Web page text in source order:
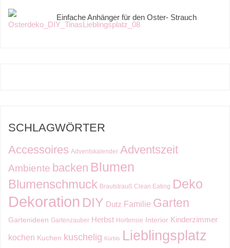
Einfache Anhänger für den Oster- Strauch
SCHLAGWÖRTER
Accessoires Adventskalender Adventszeit
Ambiente backen Blumen
Blumenschmuck Brautstrauß Clean Eating Deko
Dekoration DIY Dutz Familie Garten
Gartenideen Gartenzauber Herbst Hortensie Interior Kinderzimmer
kochen Kuchen kuschelig Kürbis Lieblingsplatz